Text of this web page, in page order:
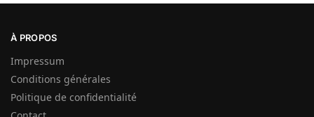
À PROPOS
Impressum
Conditions générales
Politique de confidentialité